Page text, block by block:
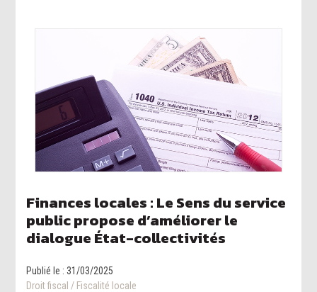
Finances locales : Le Sens du service
public propose d’améliorer le
dialogue État-collectivités
Publié le :31/03/2025
Droit fiscal / Fiscalité locale